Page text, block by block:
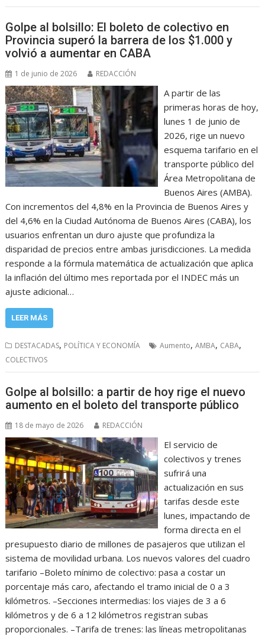
Golpe al bolsillo: El boleto de colectivo en
Provincia superó la barrera de los $1.000 y
volvió a aumentar en CABA
1 de junio de 2026 REDACCIÓN
A partir de las
primeras horas de hoy,
lunes 1 de junio de
2026, rige un nuevo
esquema tarifario en el
transporte público del
Área Metropolitana de
Buenos Aires (AMBA).
Con incrementos del 4,8% en la Provincia de Buenos Aires y
del 4,6% en la Ciudad Autónoma de Buenos Aires (CABA), los
usuarios enfrentan un duro ajuste que profundiza la
disparidad de precios entre ambas jurisdicciones. La medida
responde a la fórmula matemática de actualización que aplica
la inflación del último mes reportada por el INDEC más un
ajuste adicional…
LEER MÁS
DESTACADAS, POLÍTICA Y ECONOMÍA Aumento,AMBA, CABA,
COLECTIVOS
Golpe al bolsillo: a partir de hoy rige el nuevo
aumento en el boleto del transporte público
18 de mayo de 2026 REDACCIÓN
El servicio de
colectivos y trenes
sufrirá una
actualización en sus
tarifas desde este
lunes, impactando de
forma directa en el
presupuesto diario de millones de pasajeros que utilizan el
sistema de movilidad urbana. Los nuevos valores del cuadro
tarifario –Boleto mínimo de colectivo: pasa a costar un
porcentaje más caro, afectando el tramo inicial de 0 a 3
kilómetros. –Secciones intermedias: los viajes de 3 a 6
kilómetros y de 6 a 12 kilómetros registran subas
proporcionales. –Tarifa de trenes: las líneas metropolitanas